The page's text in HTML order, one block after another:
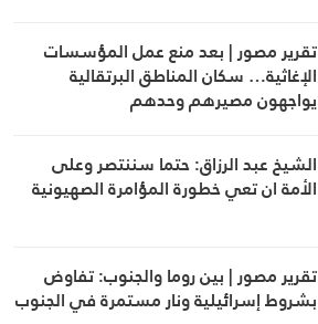
تقرير مصور | بعد منع عمل المؤسسات
الإغاثية… سكان المناطق البرتقالية
يواجهون مصيرهم وحدهم
الشيخ عبد الرزاق: حتما سننتصر وعلى
الأمة ان تعي خطورة المؤامرة الصهيونية
تقرير مصور | بين روما والجنوب: تفاوض
بشروط إسرائيلية ونار مستمرة في الجنوب